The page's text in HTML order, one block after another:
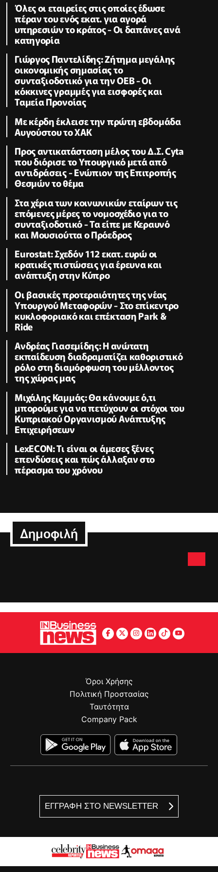
Όλες οι εταιρείες στις οποίες έδωσε
πέραν του ενός εκατ. για αγορά
υπηρεσιών το κράτος - Οι δαπάνες ανά
κατηγορία
Γιώργος Παντελίδης: Ζήτημα μεγάλης
οικονομικής σημασίας το
συνταξιοδοτικό για την ΟΕΒ - Οι
κόκκινες γραμμές για εισφορές και
Ταμεία Προνοίας
Με κέρδη έκλεισε την πρώτη εβδομάδα
Αυγούστου το ΧΑΚ
Προς αντικατάσταση μέλος του Δ.Σ. Cyta
που διόρισε το Υπουργικό μετά από
αντιδράσεις - Ενώπιον της Επιτροπής
Θεσμών το θέμα
Στα χέρια των κοινωνικών εταίρων τις
επόμενες μέρες το νομοσχέδιο για το
συνταξιοδοτικό - Τα είπε με Κεραυνό
και Μουσιούττα ο Πρόεδρος
Eurostat: Σχεδόν 112 εκατ. ευρώ οι
κρατικές πιστώσεις για έρευνα και
ανάπτυξη στην Κύπρο
Οι βασικές προτεραιότητες της νέας
Υπουργού Μεταφορών - Στο επίκεντρο
κυκλοφοριακό και επέκταση Park &
Ride
Ανδρέας Γιασεμίδης: Η ανώτατη
εκπαίδευση διαδραματίζει καθοριστικό
ρόλο στη διαμόρφωση του μέλλοντος
της χώρας μας
Μιχάλης Καμμάς: Θα κάνουμε ό,τι
μπορούμε για να πετύχουν οι στόχοι του
Κυπριακού Οργανισμού Ανάπτυξης
Επιχειρήσεων
LexECON: Τι είναι οι άμεσες ξένες
επενδύσεις και πώς άλλαξαν στο
πέρασμα του χρόνου
Δημοφιλή
ΕΓΓΡΑΦΗ ΣΤΟ NEWSLETTER
Όροι Χρήσης
Πολιτική Προστασίας
Ταυτότητα
Company Pack